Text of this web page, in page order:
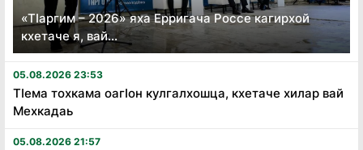
«Тӏаргим – 2026» яха Ерригача Россе кагирхой
кхетаче я, вай...
05.08.2026 23:53
Тӏема тохкама оагӏон кулгалхошца, кхетаче хилар вай
Мехкадаь
05.08.2026 21:57